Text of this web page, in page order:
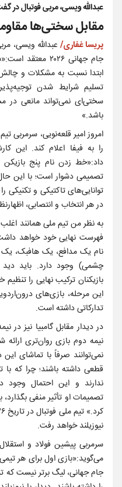
عبدالله ویسی، مربی فوتبال در
مقابل سختی‌ها
پریسا غفاری/ عبدالله ویسی،
جام جهانی ۲۰۲۶
ابتدا نسبت به مشکلات و
تسلیم شرایط شدن
سختی‌ای نمی‌تواند مانعی در
باشد.»
را به فیفا اعلام کند. این
تصمیمی دشوار است؛ با این
توانایی‌های تاکتیکی و
در هر انتخاب و انتصابی،
به نظر من تیم ملی همانند
فهرست نهایی خود خواهد
نام یک مدافع، یک هافبک، یک
چشمی) وجود دارد. باید
بازیکنان ترکیب نهایی را
این مرحله، بازی‌های
تدارکاتی داشته است.
در دیدار مقابل گامبیا نیز در
نیمه دوم بازی روان‌تری ارائه
نمی‌توانند صرفاً با تماشای این
قطعی داشته باشند؛ چرا که با
ندارند و این احتمال وجود
تصمیمات او تأثیر منفی بگذارد،
نیوزیلند خواهد رفت.
سرمربی پیشین فولاد و
می‌گوید:«بازی اول برای هر
جام جهانی، لیگ برتر نیست